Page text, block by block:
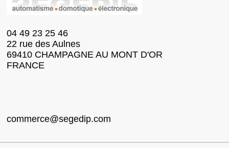
04 49 23 25 46
22 rue des Aulnes
69410 CHAMPAGNE AU MONT D'OR
FRANCE
commerce@segedip.com